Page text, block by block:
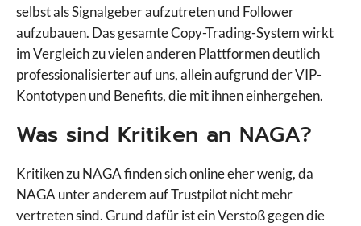
selbst als Signalgeber aufzutreten und Follower
aufzubauen. Das gesamte Copy-Trading-System wirkt
im Vergleich zu vielen anderen Plattformen deutlich
professionalisierter auf uns, allein aufgrund der VIP-
Kontotypen und Benefits, die mit ihnen einhergehen.
Was sind Kritiken an NAGA?
Kritiken zu NAGA finden sich online eher wenig, da
NAGA unter anderem auf Trustpilot nicht mehr
vertreten sind. Grund dafür ist ein Verstoß gegen die